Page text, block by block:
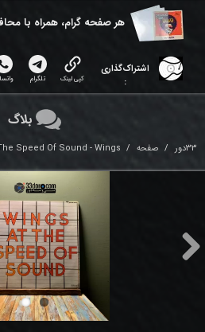
هر ​صفحه گرام، همراه با
اشتراک‌گذاری
:
کپی لینک تلگرام
33دور صفحه Speed Of Sound - Wings
بلاگ